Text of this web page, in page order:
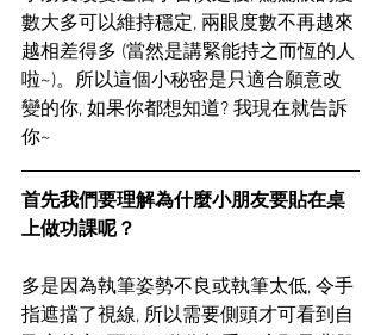
數大多可以維持穩定, 兩眼度數不再越來
越相差得多 (當然是講緊能持之而恆的人
啦~)。所以這個小秘密是只適合願意改
變的你, 如果你都想知道? 我現在就告訴
你~
首先我們要理解為什麼小朋友要貼在桌
上做功課呢？
多是因為執筆姿勢不良或執筆太低, 令手
指遮擋了視線, 所以需要側頭才可看到自